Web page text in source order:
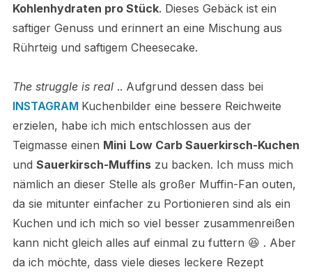
Kohlenhydraten pro Stück. Dieses Gebäck ist ein
saftiger Genuss und erinnert an eine Mischung aus
Rührteig und saftigem Cheesecake.
The struggle is real.. Aufgrund dessen dass bei
INSTAGRAM Kuchenbilder eine bessere Reichweite
erzielen, habe ich mich entschlossen aus der
Teigmasse einen Mini Low Carb Sauerkirsch-Kuchen
und Sauerkirsch-Muffinszu backen. Ich muss mich
nämlich an dieser Stelle als großer Muffin-Fan outen,
da sie mitunter einfacher zu Portionieren sind als ein
Kuchen und ich mich so viel besser zusammenreißen
kann nicht gleich alles auf einmal zu futtern 😆 . Aber
da ich möchte, dass viele dieses leckere Rezept